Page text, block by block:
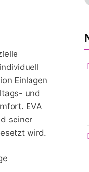
Einlagen
und
EVA
seiner
wird.